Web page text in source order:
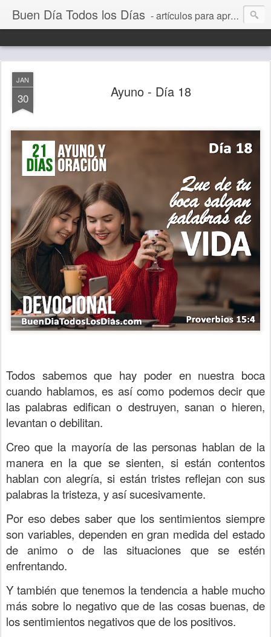
Buen Día Todos los Días - artículos para aprender a vivir mejor, un día a la vez. Por Juan C Quintero
JAN
30 Ayuno - Día 18
Todos sabemos que hay poder en nuestra boca
cuando hablamos, es así como podemos decir que
las palabras edifican o destruyen, sanan o hieren,
levantan o debilitan.
Creo que la mayoría de las personas hablan de la
manera en la que se sienten, si están contentos
hablan con alegría, si están tristes reflejan con sus
palabras la tristeza, y así sucesivamente.
Por eso debes saber que los sentimientos siempre
son variables, dependen en gran medida del estado
de animo o de las situaciones que se estén
enfrentando.
Y también que tenemos la tendencia a hable mucho
más sobre lo negativo que de las cosas buenas, de
los sentimientos negativos que de los positivos.